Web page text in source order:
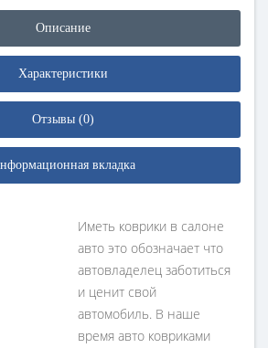
Описание
Характеристики
Отзывы (0)
вкладка
Иметь коврики в салоне
авто это обозначает что
автовладелец заботиться
и ценит свой
автомобиль. В наше
время авто ковриками